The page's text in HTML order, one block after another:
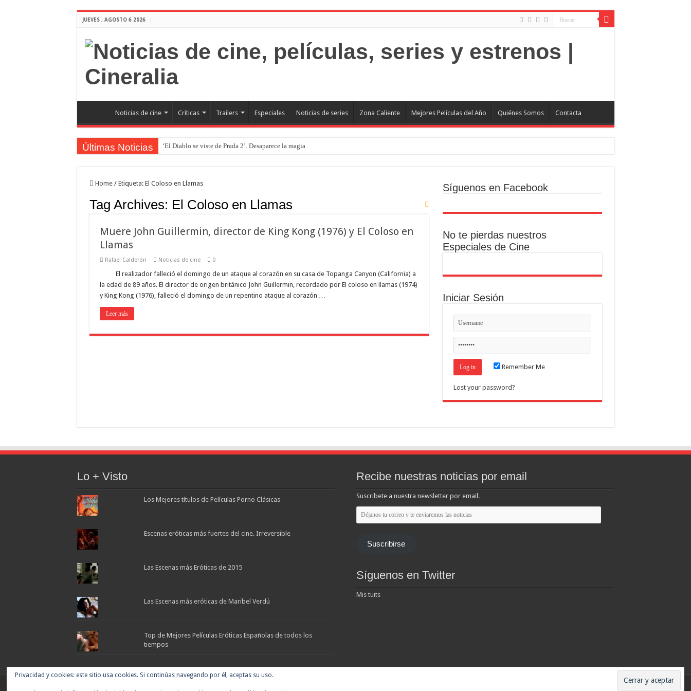
JUEVES , AGOSTO 6 2026
Noticias de cine Críticas Trailers Especiales Noticias de series Zona Caliente Mejores Películas del Año Quiénes Somos Contacta
Últimas Noticias ‘El Diablo se viste de Prada 2’. Desaparece la magia
‘La Asistenta’. Dúo perfecto
‘Supergirl’. De 7’5 con fresquito
Home / Etiqueta: El Coloso en Llamas
Tag Archives: El Coloso en Llamas
Muere John Guillermin, director de King Kong (1976) y El Coloso en
Llamas
Rafael Calderón Noticias de cine 0
El realizador falleció el domingo de un ataque al corazón en su casa de Topanga Canyon (California) a
la edad de 89 años. El director de origen británico John Guillermin, recordado por El coloso en llamas (1974)
y King Kong (1976), falleció el domingo de un repentino ataque al corazón …
Leer más
Síguenos en Facebook
No te pierdas nuestros
Especiales de Cine
Iniciar Sesión
Remember Me
Lost your password?
Lo + Visto
Los Mejores títulos de Películas Porno Clásicas
Escenas eróticas más fuertes del cine. Irreversible
Las Escenas más Eróticas de 2015
Las Escenas más eróticas de Maribel Verdú
Top de Mejores Películas Eróticas Españolas de todos los
tiempos
Recibe nuestras noticias por email
Suscribete a nuestra newsletter por email.
Déjanos
tu
correo
enviaremos
Suscribirse
Síguenos en Twitter
Mis tuits
Privacidad y cookies: este sitio usa cookies. Si continúas navegando por él, aceptas su uso.